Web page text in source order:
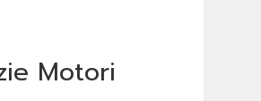
Motori